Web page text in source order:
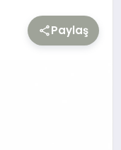
Paylaş